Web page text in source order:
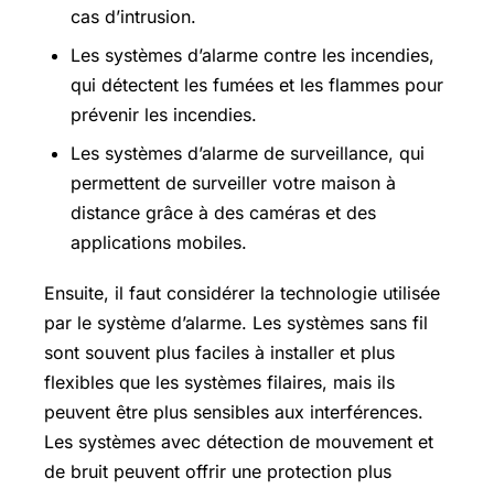
cas d’intrusion.
Les systèmes d’alarme contre les incendies,
qui détectent les fumées et les flammes pour
prévenir les incendies.
Les systèmes d’alarme de surveillance, qui
permettent de surveiller votre maison à
distance grâce à des caméras et des
applications mobiles.
Ensuite, il faut considérer la technologie utilisée
par le système d’alarme. Les systèmes sans fil
sont souvent plus faciles à installer et plus
flexibles que les systèmes filaires, mais ils
peuvent être plus sensibles aux interférences.
Les systèmes avec détection de mouvement et
de bruit peuvent offrir une protection plus